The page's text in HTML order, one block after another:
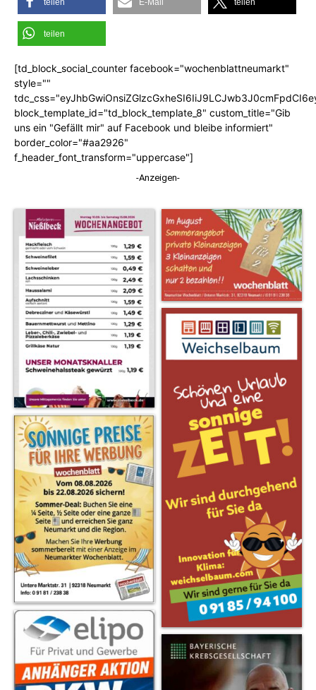
teilen E-Mail teilen
teilen
[td_block_social_counter facebook="wochenblattneumarkt"
style=""
block_template_id="td_block_template_8" custom_title="Gib
uns ein "Gefällt mir" auf Facebook und bleibe informiert"
border_color="#aa2926"
f_header_font_transform="uppercase"]
-Anzeigen-